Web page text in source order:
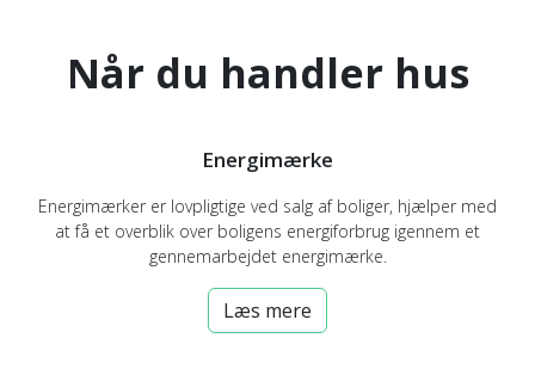
Når du handler hus
Energimærke
Energimærker er lovpligtige ved salg af boliger, hjælper med
at få et overblik over boligens energiforbrug igennem et
gennemarbejdet energimærke.
Læs mere